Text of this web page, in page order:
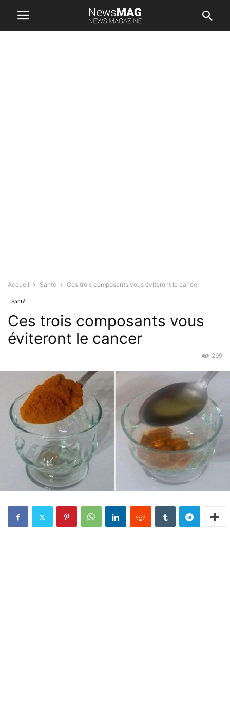
Accueil Santé Ces trois composants vous éviteront le cancer
Santé
Ces trois composants vous
éviteront le cancer
299